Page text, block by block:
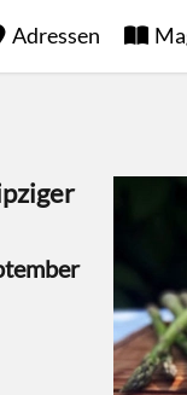
Adressen